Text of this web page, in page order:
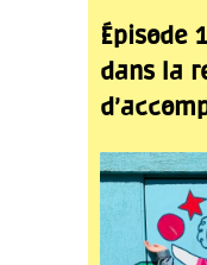
Épisode
dans la